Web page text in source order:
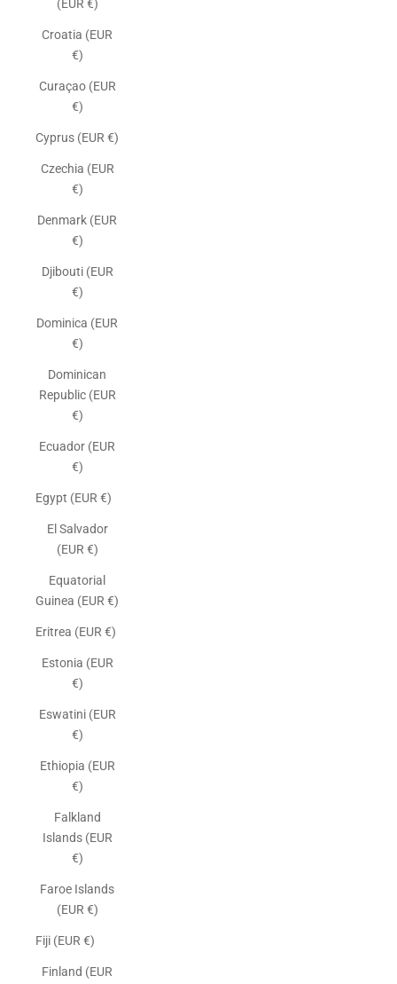
(EUR €)
Croatia (EUR
€)
Curaçao (EUR
€)
Cyprus (EUR €)
Czechia (EUR
€)
Denmark (EUR
€)
Djibouti (EUR
€)
Dominica (EUR
€)
Dominican
Republic (EUR
€)
Ecuador (EUR
€)
Egypt (EUR €)
El Salvador
(EUR €)
Equatorial
Guinea (EUR €)
Eritrea (EUR €)
Estonia (EUR
€)
Eswatini (EUR
€)
Ethiopia (EUR
€)
Falkland
Islands (EUR
€)
Faroe Islands
(EUR €)
Fiji (EUR €)
Finland (EUR